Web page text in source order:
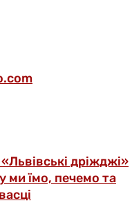
дріжджі»
ми їмо, печемо та